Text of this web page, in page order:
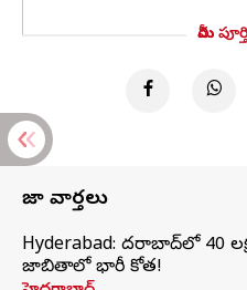
మీరు
తాజా వార్తలు
Hyderabad: హైదరాబాద్‌లో 40
జాబితాలో భారీ కోత!